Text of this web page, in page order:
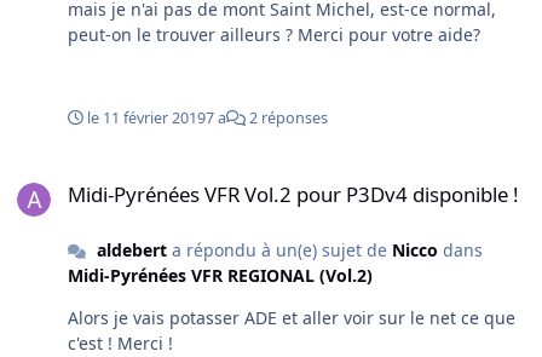
mais je n'ai pas de mont Saint Michel, est-ce normal,
peut-on le trouver ailleurs ? Merci pour votre aide?
le 11 février 20197 a 2 réponses
Midi-Pyrénées VFR Vol.2 pour P3Dv4 disponible !
aldeberta répondu à un(e) sujet de Nicco dans
Midi-Pyrénées VFR REGIONAL (Vol.2)
Alors je vais potasser ADE et aller voir sur le net ce que
c'est ! Merci !